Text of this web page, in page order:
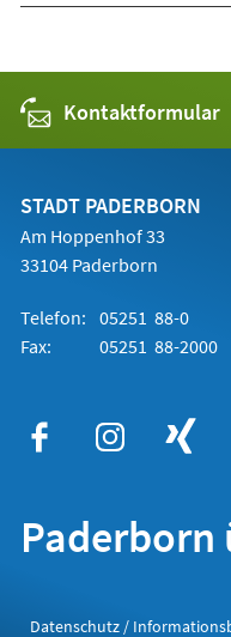
Kontaktformular
STADT PADERBORN
Am Hoppenhof 33
33104 Paderborn
Telefon: 05251 88-0
Fax:
05251 88-2000
Paderborn
Datenschutz /